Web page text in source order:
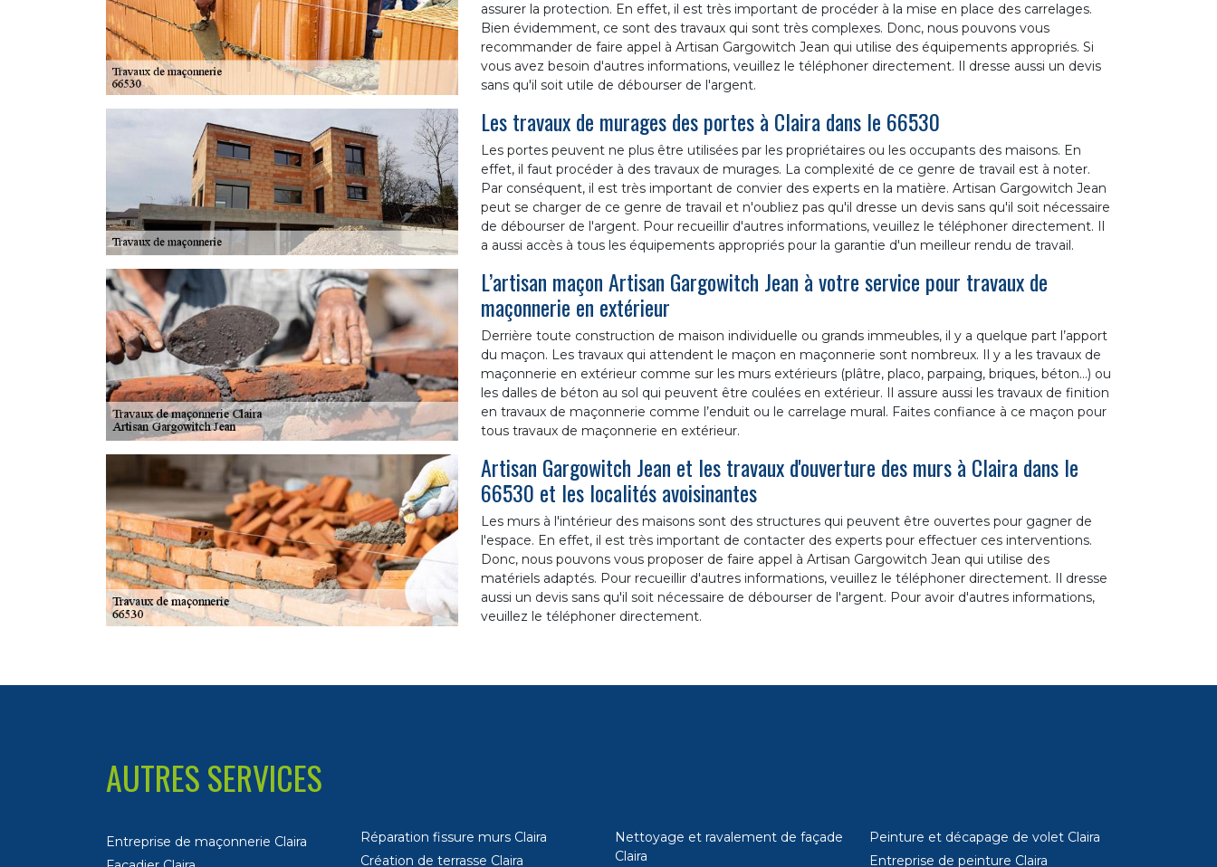
assurer la protection. En effet, il est très important de procéder à la mise en place des carrelages.
Bien évidemment, ce sont des travaux qui sont très complexes. Donc, nous pouvons vous
recommander de faire appel à Artisan Gargowitch Jean qui utilise des équipements appropriés. Si
vous avez besoin d'autres informations, veuillez le téléphoner directement. Il dresse aussi un devis
sans qu'il soit utile de débourser de l'argent.
Les travaux de murages des portes à Claira dans le 66530
Les portes peuvent ne plus être utilisées par les propriétaires ou les occupants des maisons. En
effet, il faut procéder à des travaux de murages. La complexité de ce genre de travail est à noter.
Par conséquent, il est très important de convier des experts en la matière. Artisan Gargowitch Jean
peut se charger de ce genre de travail et n'oubliez pas qu'il dresse un devis sans qu'il soit nécessaire
de débourser de l'argent. Pour recueillir d'autres informations, veuillez le téléphoner directement. Il
a aussi accès à tous les équipements appropriés pour la garantie d'un meilleur rendu de travail.
L’artisan maçon Artisan Gargowitch Jean à votre service pour travaux de
maçonnerie en extérieur
Derrière toute construction de maison individuelle ou grands immeubles, il y a quelque part l’apport
du maçon. Les travaux qui attendent le maçon en maçonnerie sont nombreux. Il y a les travaux de
maçonnerie en extérieur comme sur les murs extérieurs (plâtre, placo, parpaing, briques, béton…) ou
les dalles de béton au sol qui peuvent être coulées en extérieur. Il assure aussi les travaux de finition
en travaux de maçonnerie comme l’enduit ou le carrelage mural. Faites confiance à ce maçon pour
tous travaux de maçonnerie en extérieur.
Artisan Gargowitch Jean et les travaux d'ouverture des murs à Claira dans le
66530 et les localités avoisinantes
Les murs à l'intérieur des maisons sont des structures qui peuvent être ouvertes pour gagner de
l'espace. En effet, il est très important de contacter des experts pour effectuer ces interventions.
Donc, nous pouvons vous proposer de faire appel à Artisan Gargowitch Jean qui utilise des
matériels adaptés. Pour recueillir d'autres informations, veuillez le téléphoner directement. Il dresse
aussi un devis sans qu'il soit nécessaire de débourser de l'argent. Pour avoir d'autres informations,
veuillez le téléphoner directement.
AUTRES SERVICES
Entreprise de maçonnerie Claira
Réparation fissure murs Claira
Création de terrasse Claira
Nettoyage et ravalement de façade
Claira
Peinture et décapage de volet Claira
Entreprise de peinture Claira